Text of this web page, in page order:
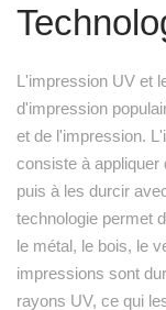
L'impression UV et
d'impression
et de l'impression.
consiste à
puis à les durcir
technologie permet
le métal, le bois, le
impressions sont
rayons UV, ce qui